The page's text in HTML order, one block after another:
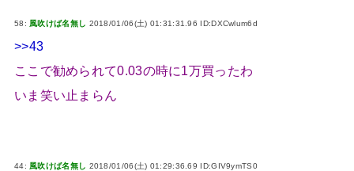
58: 風吹けば名無し 2018/01/06(土) 01:31:31.96 ID:DXCwlum6d
>>43
ここで勧められて0.03の時に1万買ったわ
いま笑い止まらん
44: 風吹けば名無し 2018/01/06(土) 01:29:36.69 ID:GIV9ymTS0